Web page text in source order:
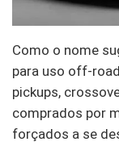
Como o nome
para uso off-
pickups,
comprados por
forçados a se